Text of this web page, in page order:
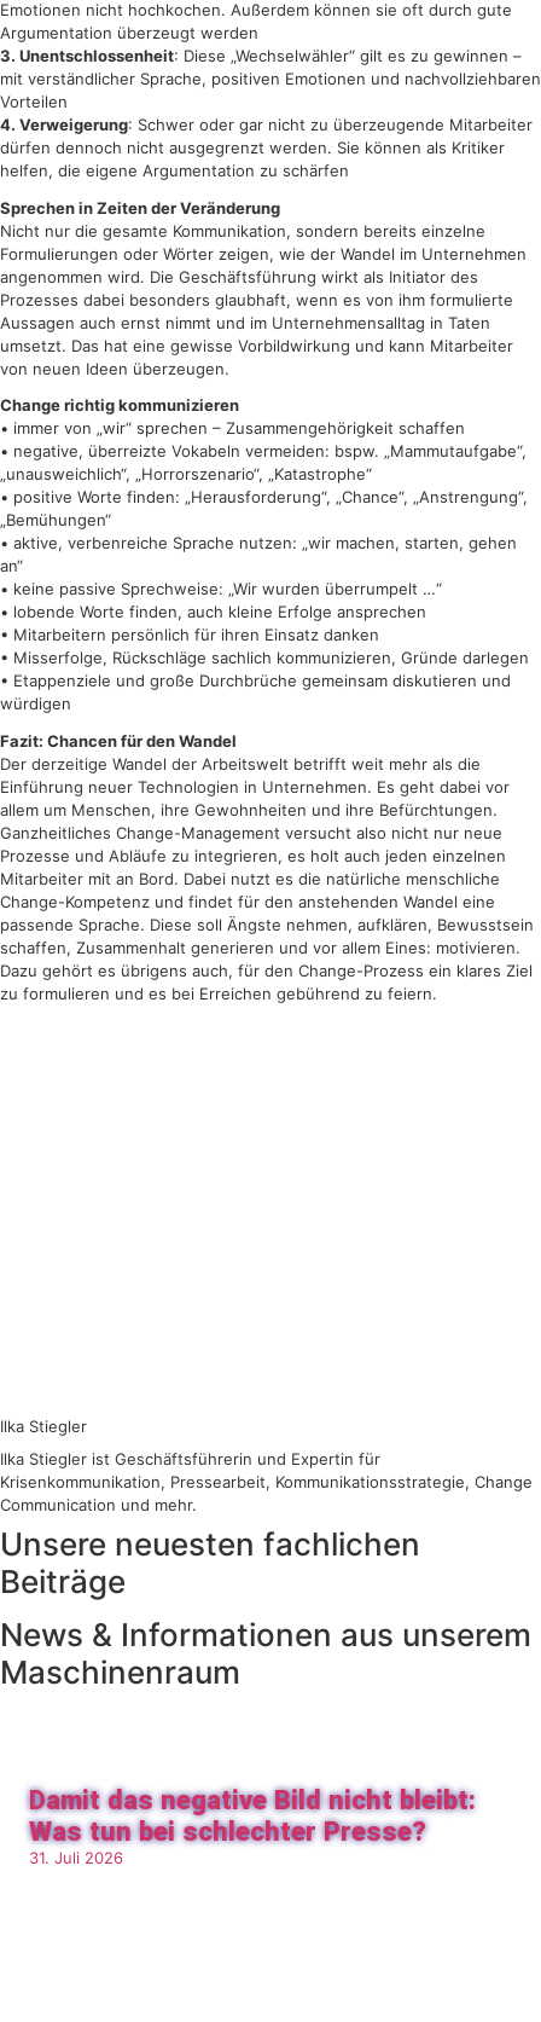
Emotionen nicht hochkochen. Außerdem können sie oft durch gute
Argumentation überzeugt werden
3. Unentschlossenheit: Diese „Wechselwähler“ gilt es zu gewinnen –
mit verständlicher Sprache, positiven Emotionen und nachvollziehbaren
Vorteilen
4. Verweigerung: Schwer oder gar nicht zu überzeugende Mitarbeiter
dürfen dennoch nicht ausgegrenzt werden. Sie können als Kritiker
helfen, die eigene Argumentation zu schärfen
Sprechen in Zeiten der Veränderung
Nicht nur die gesamte Kommunikation, sondern bereits einzelne
Formulierungen oder Wörter zeigen, wie der Wandel im Unternehmen
angenommen wird. Die Geschäftsführung wirkt als Initiator des
Prozesses dabei besonders glaubhaft, wenn es von ihm formulierte
Aussagen auch ernst nimmt und im Unternehmensalltag in Taten
umsetzt. Das hat eine gewisse Vorbildwirkung und kann Mitarbeiter
von neuen Ideen überzeugen.
Change richtig kommunizieren
• immer von „wir“ sprechen – Zusammengehörigkeit schaffen
• negative, überreizte Vokabeln vermeiden: bspw. „Mammutaufgabe“,
„unausweichlich“, „Horrorszenario“, „Katastrophe“
• positive Worte finden: „Herausforderung“, „Chance“, „Anstrengung“,
„Bemühungen“
• aktive, verbenreiche Sprache nutzen: „wir machen, starten, gehen
an“
• keine passive Sprechweise: „Wir wurden überrumpelt …“
• lobende Worte finden, auch kleine Erfolge ansprechen
• Mitarbeitern persönlich für ihren Einsatz danken
• Misserfolge, Rückschläge sachlich kommunizieren, Gründe darlegen
• Etappenziele und große Durchbrüche gemeinsam diskutieren und
würdigen
Fazit: Chancen für den Wandel
Der derzeitige Wandel der Arbeitswelt betrifft weit mehr als die
Einführung neuer Technologien in Unternehmen. Es geht dabei vor
allem um Menschen, ihre Gewohnheiten und ihre Befürchtungen.
Ganzheitliches Change-Management versucht also nicht nur neue
Prozesse und Abläufe zu integrieren, es holt auch jeden einzelnen
Mitarbeiter mit an Bord. Dabei nutzt es die natürliche menschliche
Change-Kompetenz und findet für den anstehenden Wandel eine
passende Sprache. Diese soll Ängste nehmen, aufklären, Bewusstsein
schaffen, Zusammenhalt generieren und vor allem Eines: motivieren.
Dazu gehört es übrigens auch, für den Change-Prozess ein klares Ziel
zu formulieren und es bei Erreichen gebührend zu feiern.
Ilka Stiegler
Ilka Stiegler ist Geschäftsführerin und Expertin für
Krisenkommunikation, Pressearbeit, Kommunikationsstrategie, Change
Communication und mehr.
Unsere neuesten fachlichen
Beiträge
News & Informationen aus unserem
Maschinenraum
Damit das negative Bild nicht bleibt:
Was tun bei schlechter Presse?
31. Juli 2026